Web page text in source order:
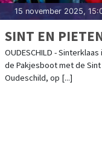
15 november 2025,
SINT EN
OUDESCHILD -
de Pakjesboot met de
Oudeschild, op [...]